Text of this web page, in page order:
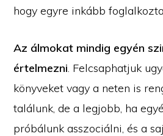
hogy egyre inkább
Az álmokat mindig egyén
értelmezni. Felcsaphatjuk
könyveket vagy a neten is
találunk, de a legjobb, ha
próbálunk asszociálni, és a